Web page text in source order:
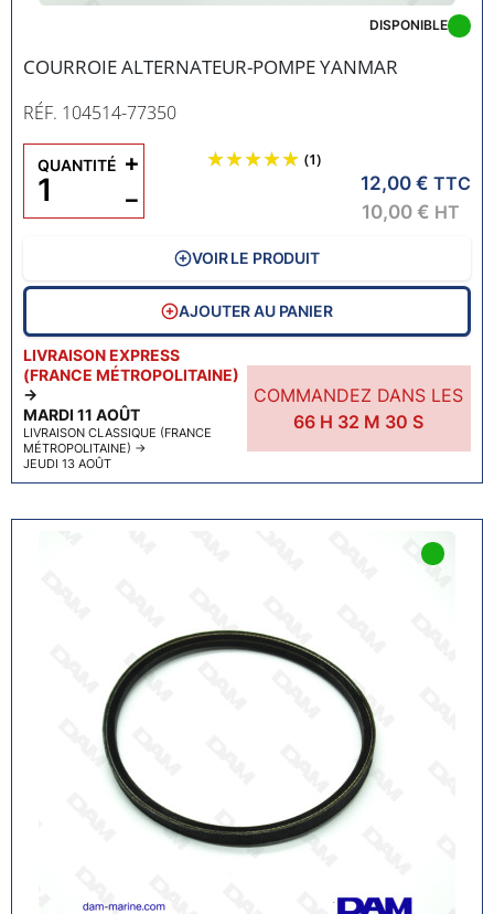
COURROIE ALTERNATEUR-POMPE YANMAR
RÉF. 104514-77350
LIVRAISON EXPRESS
(FRANCE MÉTROPOLITAINE)
→
MARDI 11 AOÛT
LIVRAISON CLASSIQUE (FRANCE
MÉTROPOLITAINE) →
JEUDI 13 AOÛT
COMMANDEZ DANS LES
66 H 32 M 29 S
DISPONIBLE
(1)
12,00 € TTC
10,00 € HT
QUANTITÉ
−
+
VOIR LE PRODUIT
AJOUTER AU PANIER